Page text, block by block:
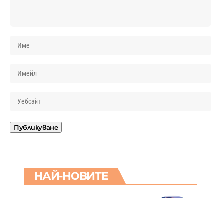
НАЙ-НОВИТЕ